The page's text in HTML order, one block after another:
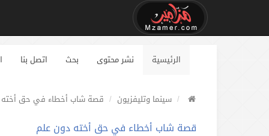
الرئيسية نشر محتوى بحث اتصل بنا
سينما وتليفزيون قصة شاب أخطاء في حق أخته
قصة شاب أخطاء في حق أخته دون علم